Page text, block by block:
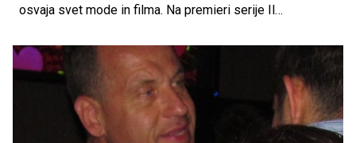
osvaja svet mode in filma. Na premieri serije Il
lepoto in gracioznostjo, ki spominjata na njeno slavno
mamo.